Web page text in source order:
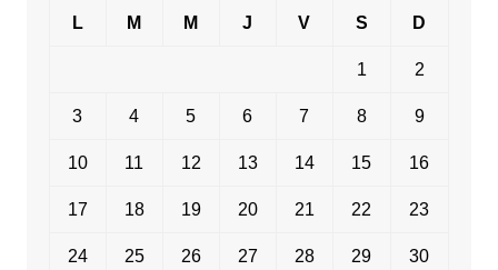
L M M J V S D
1 2
3 4 5 6 7 8 9
10 11 12 13 14 15 16
17 18 19 20 21 22 23
24 25 26 27 28 29 30